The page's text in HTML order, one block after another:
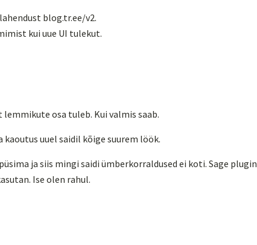
blog.tr.ee/v2.
kui uue UI tulekut.
osa tuleb. Kui valmis saab.
uuel saidil kõige suurem löök.
ja siis mingi saidi ümberkorraldused ei koti. Sage plugin
Ise olen rahul.